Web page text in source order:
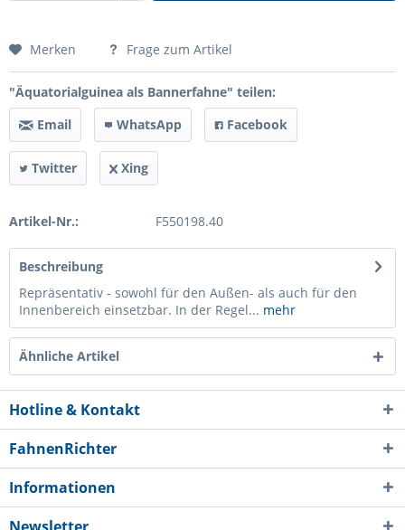
Preis anfragen
Merken Frage zum Artikel
"Äquatorialguinea als Bannerfahne" teilen:
Email
WhatsApp Facebook
Twitter Xing
Artikel-Nr.: F550198.40
Beschreibung
Repräsentativ - sowohl für den Außen- als auch für den
Innenbereich einsetzbar. In der Regel... mehr
Ähnliche Artikel
Hotline & Kontakt
FahnenRichter
Informationen